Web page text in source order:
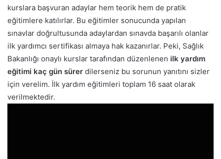
kurslara başvuran adaylar hem teorik hem de pratik
eğitimlere katılırlar. Bu eğitimler sonucunda yapılan
sınavlar doğrultusunda adaylardan sınavda başarılı olanlar
ilk yardımcı sertifikası almaya hak kazanırlar. Peki, Sağlık
Bakanlığı onaylı kurslar tarafından düzenlenen ilk yardım
eğitimi kaç gün sürer dilerseniz bu sorunun yanıtını sizler
için verelim. İlk yardım eğitimleri toplam 16 saat olarak
verilmektedir.